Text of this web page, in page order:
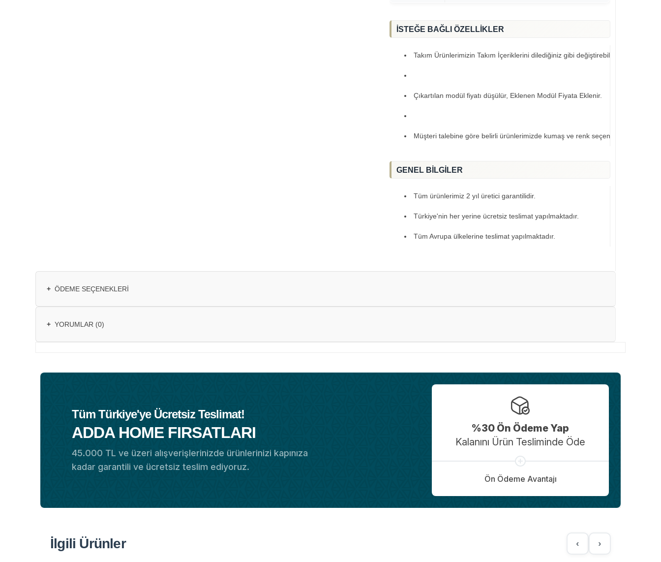
İSTEĞE BAĞLI ÖZELLİKLER
Takım Ürünlerimizin Takım İçeriklerini dilediğiniz gibi değiştirebilirsiniz..
Çıkartılan modül fiyatı düşülür, Eklenen Modül Fiyata Eklenir.
Müşteri talebine göre belirli ürünlerimizde kumaş ve renk seçeneklerimiz
GENEL BİLGİLER
Tüm ürünlerimiz 2 yıl üretici garantilidir.
Türkiye'nin her yerine ücretsiz teslimat yapılmaktadır.
Tüm Avrupa ülkelerine teslimat yapılmaktadır.
+ ÖDEME SEÇENEKLERI
+ YORUMLAR (0)
Tüm Türkiye'ye Ücretsiz Teslimat!
ADDA HOME FIRSATLARI
45.000 TL ve üzeri alışverişlerinizde ürünlerinizi kapınıza
kadar garantili ve ücretsiz teslim ediyoruz.
%30 Ön Ödeme Yap
Kalanını Ürün Tesliminde Öde
Ön Ödeme Avantajı
İlgili Ürünler ‹ ›